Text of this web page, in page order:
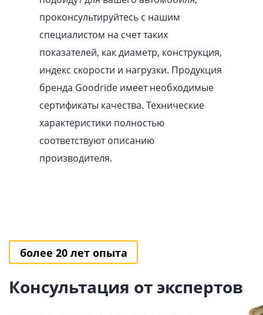
проконсультируйтесь с нашим
специалистом на счет таких
показателей, как диаметр, конструкция,
индекс скорости и нагрузки. Продукция
бренда Goodride имеет необходимые
сертификаты качества. Технические
характеристики полностью
соответствуют описанию
производителя.
более 20 лет опыта
Консультация от экспертов